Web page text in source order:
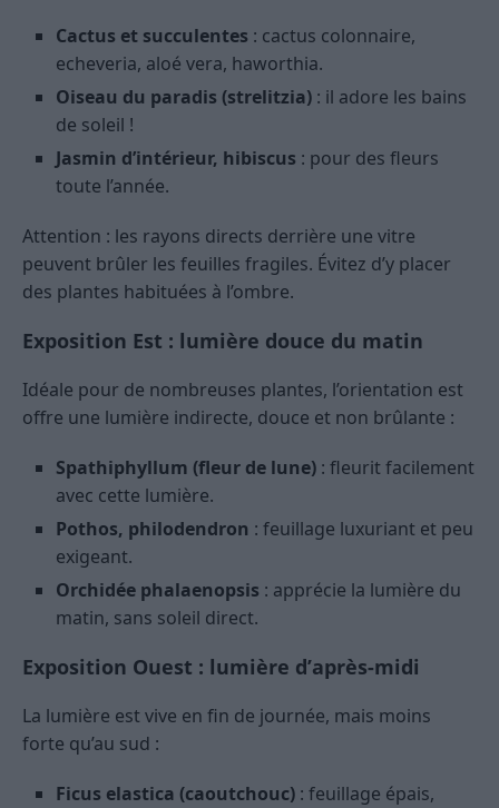
Cactus et succulentes : cactus colonnaire,
echeveria, aloé vera, haworthia.
Oiseau du paradis (strelitzia) : il adore les bains
de soleil !
Jasmin d’intérieur, hibiscus : pour des fleurs
toute l’année.
Attention : les rayons directs derrière une vitre
peuvent brûler les feuilles fragiles. Évitez d’y placer
des plantes habituées à l’ombre.
Exposition Est : lumière douce du matin
Idéale pour de nombreuses plantes, l’orientation est
offre une lumière indirecte, douce et non brûlante :
Spathiphyllum (fleur de lune) : fleurit facilement
avec cette lumière.
Pothos, philodendron : feuillage luxuriant et peu
exigeant.
Orchidée phalaenopsis : apprécie la lumière du
matin, sans soleil direct.
Exposition Ouest : lumière d’après-midi
La lumière est vive en fin de journée, mais moins
forte qu’au sud :
Ficus elastica (caoutchouc) : feuillage épais,